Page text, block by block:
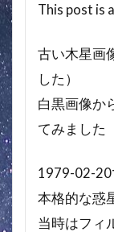
This post is
古い木星画
した）
白黒画像か
てみました
1979-02-20
本格的な惑
当時はフィ